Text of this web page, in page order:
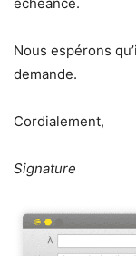
Nous espérons
demande.
Cordialement,
Signature